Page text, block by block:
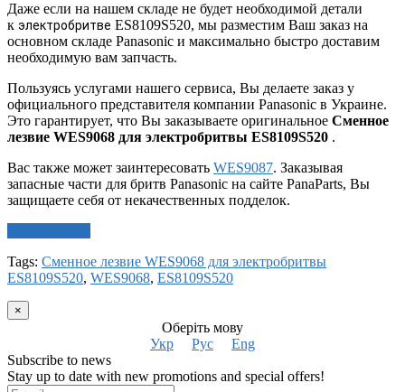
Даже если на нашем складе не будет необходимой детали
к электробритве ES8109S520, мы разместим Ваш заказ на
основном складе Panasonic и максимально быстро доставим
необходимую вам запчасть.
Пользуясь услугами нашего сервиса, Вы делаете заказ у
официального представителя компании Panasonic в Украине.
Это гарантирует, что Вы заказываете оригинальное Сменное
лезвие WES9068 для электробритвы ES8109S520 .
Вас также может заинтересовать WES9087. Заказывая
запасные части для бритв Panasonic на сайте PanaParts, Вы
защищаете себя от некачественных подделок.
Tags: Сменное лезвие WES9068 для электробритвы
ES8109S520, WES9068, ES8109S520
×
Оберіть мову
Укр
Рус
Eng
Subscribe to news
Stay up to date with new promotions and special offers!